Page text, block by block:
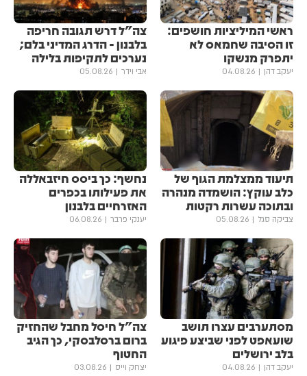
ראשי המיליציות חושפים:
זו הסיבה שחמאס לא
יתפרק מנשקו
יעקב דהן 04.08.26
צה"ל דרש תגובה חריפה
בלבנון - הדרג המדיני בלם;
נערכים לתקיפות בלילה
אבי וידר 05.08.26
תיעוד ממצלמת הגוף של
כלב עוקץ: הושמדה מנהרה
ובתוכה עשרות רקטות
צביקה סגל 05.08.26
נחשף: כך ביסס חיזבאללה
את פעילותו בכפרים
האזרחיים בלבנון
יענקי פרבר 06.08.26
מסתערבים עצרו תושב
שועאפט לפני שביצע פיגוע
בלב ירושלים
יעקב דהן 04.08.26
צה"ל חיסל מחבל שהחזיק
ברום ברסלבסקי, כך הגיב
החטוף
יצחק וייס 03.08.26